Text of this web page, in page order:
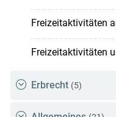
Freizeitaktivitäten
Freizeitaktivitäten
Erbrecht (5)